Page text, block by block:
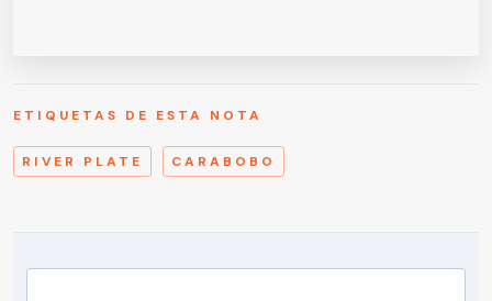
ETIQUETAS DE ESTA NOTA
RIVER PLATE CARABOBO